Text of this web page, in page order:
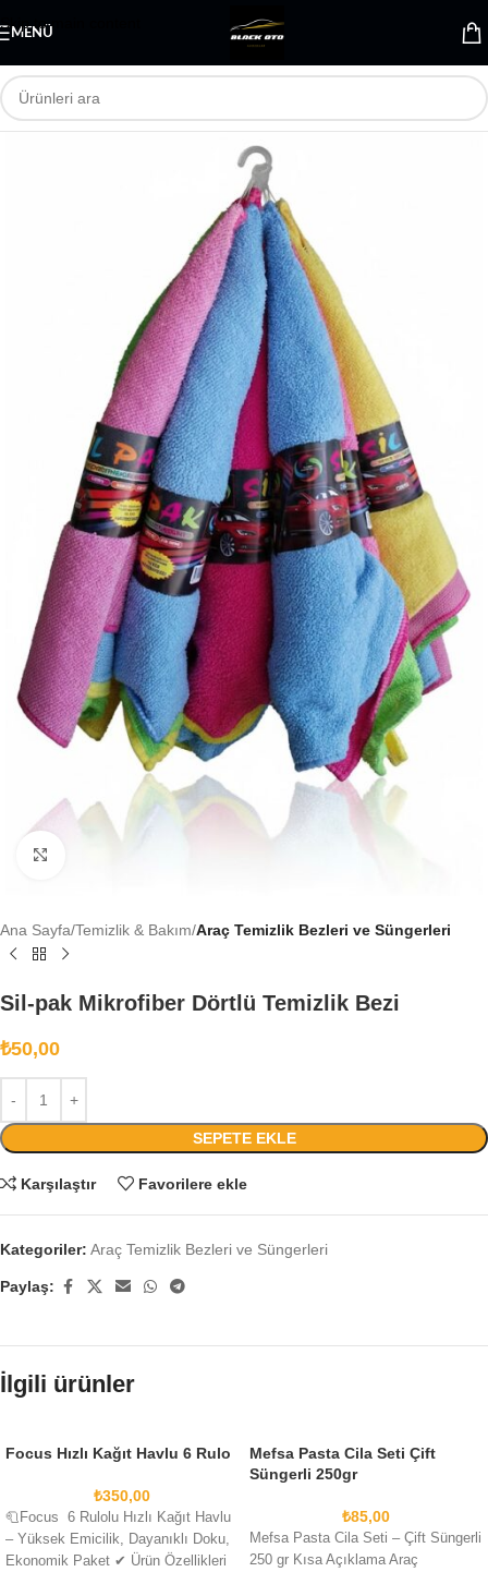
Skip to main content
MENÜ
Ana Sayfa Temizlik & Bakım Araç Temizlik Bezleri ve Süngerleri
Sil-pak Mikrofiber Dörtlü Temizlik Bezi
₺50,00
SEPETE EKLE
Karşılaştır Favorilere ekle
Kategoriler: Araç Temizlik Bezleri ve Süngerleri
Paylaş:
İlgili ürünler
Focus Hızlı Kağıt Havlu 6 Rulo
₺350,00
🧻Focus 6 Rulolu Hızlı Kağıt Havlu
– Yüksek Emicilik, Dayanıklı Doku,
Ekonomik Paket ✔ Ürün Özellikleri
Mefsa Pasta Cila Seti Çift
Süngerli 250gr
₺85,00
Mefsa Pasta Cila Seti – Çift Süngerli
250 gr Kısa Açıklama Araç